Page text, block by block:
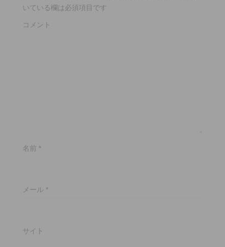
いている欄は必須項目です
コメント
名前 *
メール *
サイト